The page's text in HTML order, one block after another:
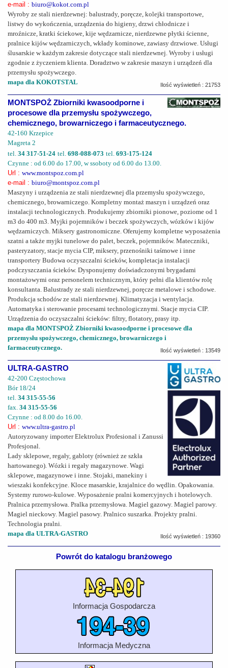
e-mail : biuro@kokot.com.pl
Wyroby ze stali nierdzewnej: balustrady, poręcze, kolejki transportowe,
listwy do wykończenia, urządzenia do higieny, drzwi chłodnicze i
mroźnicze, kratki ściekowe, kije wędzarnicze, nierdzewne płytki ścienne,
pralnice kijów wędzarniczych, wkłady kominowe, zawiasy drzwiowe. Usługi
ślusarskie w każdym zakresie dotyczące stali nierdzewnej. Wyroby i usługi
zgodnie z życzeniem klienta. Doradztwo w zakresie maszyn i urządzeń dla
przemysłu spożywczego.
mapa dla KOKOTSTAL
Ilość wyświetleń : 21753
MONTSPOŻ Zbiorniki kwasoodporne i
procesowe dla przemysłu spożywczego,
chemicznego, browarniczego i farmaceutycznego.
42-160 Krzepice
Magreta 2
tel. 34 317-51-24 tel. 698-088-073 tel. 693-175-124
Czynne : od 6.00 do 17.00, w ssoboty od 6.00 do 13.00.
Url : www.montspoz.com.pl
e-mail : biuro@montspoz.com.pl
Maszyny i urządzenia ze stali nierdzewnej dla przemysłu spożywczego,
chemicznego, browarniczego. Kompletny montaż maszyn i urządzeń oraz
instalacji technologicznych. Produkujemy zbiorniki pionowe, poziome od 1
m3 do 400 m3. Myjki pojemników i beczek spożywczych, wózków i kijów
wędzarniczych. Miksery gastronomiczne. Oferujemy kompletne wyposażenia
szatni a także myjki tunelowe do palet, beczek, pojemników. Mateczniki,
pasteryzatory, stacje mycia CIP, miksery, przenośniki taśmowe i inne
transportery Budowa oczyszczalni ścieków, kompletacja instalacji
podczyszczania ścieków. Dysponujemy doświadczonymi brygadami
montażowymi oraz personelem technicznym, który pełni dla klientów rolę
konsultanta. Balustrady ze stali nierdzewnej, poręcze metalowe i schodowe.
Produkcja schodów ze stali nierdzewnej. Klimatyzacja i wentylacja.
Automatyka i sterowanie procesami technologicznymi. Stacje mycia CIP.
Urządzenia do oczyszczalni ścieków: filtry, flotatory, prasy itp.
mapa dla MONTSPOŻ Zbiorniki kwasoodporne i procesowe dla
przemysłu spożywczego, chemicznego, browarniczego i
farmaceutycznego.
Ilość wyświetleń : 13549
ULTRA-GASTRO
42-200 Częstochowa
Bór 18/24
tel. 34 315-55-56
fax. 34 315-55-56
Czynne : od 8.00 do 16.00.
Url : www.ultra-gastro.pl
Autoryzowany importer Elektrolux Profesional i Zanussi
Profesjonal.
Lady sklepowe, regały, gabloty (również ze szkła
hartowanego). Wózki i regały magazynowe. Wagi
sklepowe, magazynowe i inne. Stojaki, manekiny i
wieszaki konfekcyjne. Kloce masarskie, krajalnice do wędlin. Opakowania.
Systemy rurowo-kulowe. Wyposażenie pralni komercyjnych i hotelowych.
Pralnica przemysłowa. Pralka przemysłowa. Magiel gazowy. Magiel parowy.
Magiel nieckowy. Magiel pasowy. Pralnico suszarka. Projekty pralni.
Technologia pralni.
mapa dla ULTRA-GASTRO
Ilość wyświetleń : 19360
Powrót do katalogu branżowego
Informacja Gospodarcza
Informacja Medyczna